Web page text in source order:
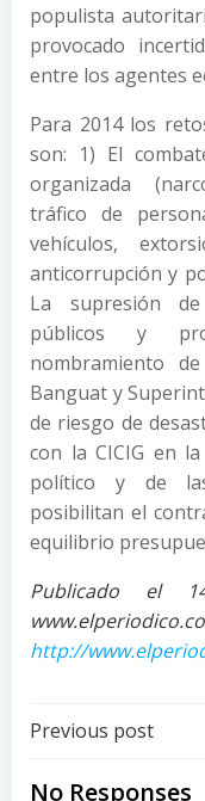
populista
provocado
entre los agentes
Para 2014 los
son: 1) El
organizada
tráfico de
vehículos,
anticorrupción y
La supresión de
públicos y
nombramiento
Banguat y
de riesgo de
con la CICIG en
político y de
posibilitan el
equilibrio
Publicado el
http://
Post
Previous post
No Responses